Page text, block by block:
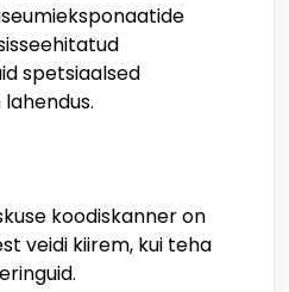
spetsiaalsed
koodiskanner on
veidi kiirem, kui teha